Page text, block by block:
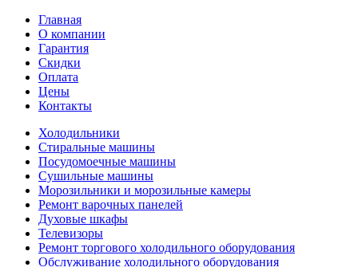
Главная
О компании
Гарантия
Скидки
Оплата
Цены
Контакты
Холодильники
Стиральные машины
Посудомоечные машины
Сушильные машины
Морозильники и морозильные камеры
Ремонт варочных панелей
Духовые шкафы
Телевизоры
Ремонт торгового холодильного оборудования
Обслуживание холодильного оборудования